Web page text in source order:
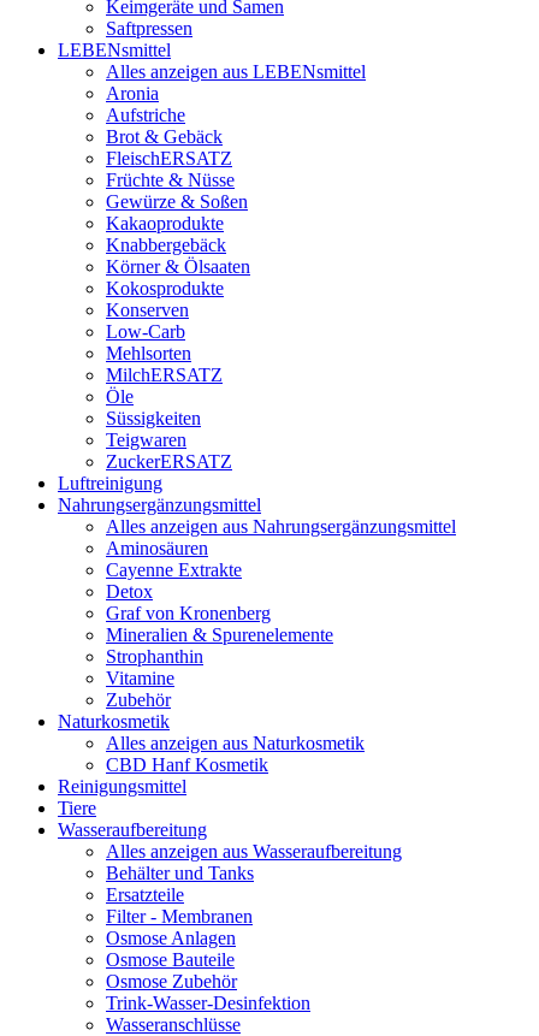
Keimgeräte und Samen
Saftpressen
LEBENsmittel
Alles anzeigen aus LEBENsmittel
Aronia
Aufstriche
Brot & Gebäck
FleischERSATZ
Früchte & Nüsse
Gewürze & Soßen
Kakaoprodukte
Knabbergebäck
Körner & Ölsaaten
Kokosprodukte
Konserven
Low-Carb
Mehlsorten
MilchERSATZ
Öle
Süssigkeiten
Teigwaren
ZuckerERSATZ
Luftreinigung
Nahrungsergänzungsmittel
Alles anzeigen aus Nahrungsergänzungsmittel
Aminosäuren
Cayenne Extrakte
Detox
Graf von Kronenberg
Mineralien & Spurenelemente
Strophanthin
Vitamine
Zubehör
Naturkosmetik
Alles anzeigen aus Naturkosmetik
CBD Hanf Kosmetik
Reinigungsmittel
Tiere
Wasseraufbereitung
Alles anzeigen aus Wasseraufbereitung
Behälter und Tanks
Ersatzteile
Filter - Membranen
Osmose Anlagen
Osmose Bauteile
Osmose Zubehör
Trink-Wasser-Desinfektion
Wasseranschlüsse